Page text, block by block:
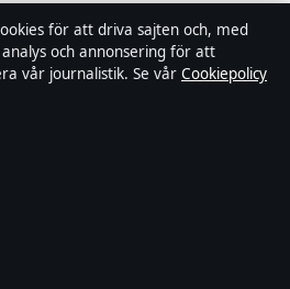
för att driva sajten och, med
och annonsering för att
vår journalistik. Se vår Cookiepolicy